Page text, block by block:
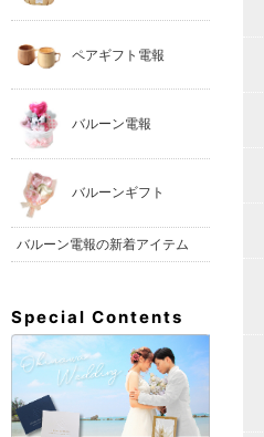
ペアギフト電報
バルーン電報
バルーンギフト
バルーン電報の新着アイテム
Special Contents